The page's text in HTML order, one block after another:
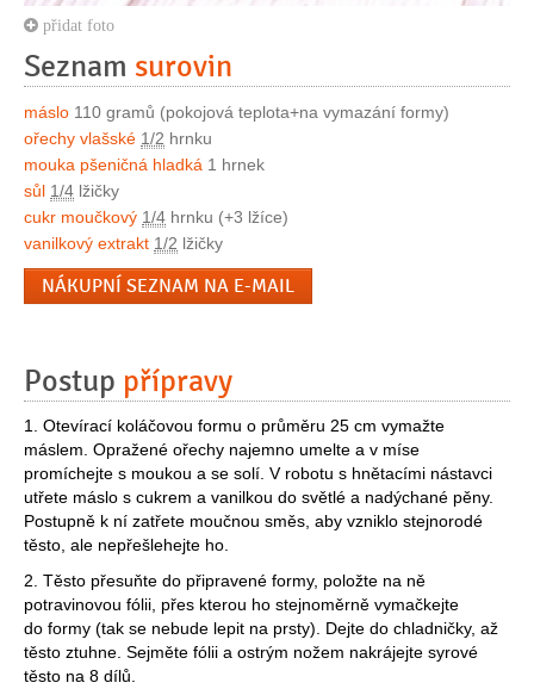
přidat foto
Seznam surovin
máslo 110 gramů (pokojová teplota+na vymazání formy)
ořechy vlašské 1/2 hrnku
mouka pšeničná hladká 1 hrnek
sůl 1/4 lžičky
cukr moučkový 1/4 hrnku (+3 lžíce)
vanilkový extrakt 1/2 lžičky
NÁKUPNÍ SEZNAM NA E-MAIL
Postup přípravy
1. Otevírací koláčovou formu o průměru 25 cm vymažte
máslem. Opražené ořechy najemno umelte a v míse
promíchejte s moukou a se solí. V robotu s hnětacími nástavci
utřete máslo s cukrem a vanilkou do světlé a nadýchané pěny.
Postupně k ní zatřete moučnou směs, aby vzniklo stejnorodé
těsto, ale nepřešlehejte ho.
2. Těsto přesuňte do připravené formy, položte na ně
potravinovou fólii, přes kterou ho stejnoměrně vymačkejte
do formy (tak se nebude lepit na prsty). Dejte do chladničky, až
těsto ztuhne. Sejměte fólii a ostrým nožem nakrájejte syrové
těsto na 8 dílů.